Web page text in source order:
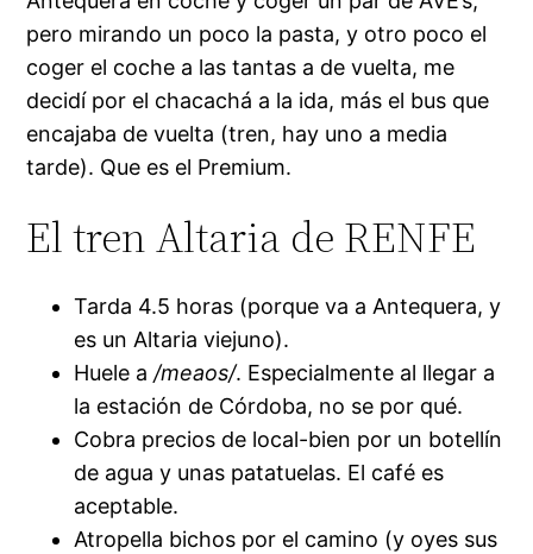
pero mirando un poco la pasta, y otro poco el
coger el coche a las tantas a de vuelta, me
decidí por el chacachá a la ida, más el bus que
encajaba de vuelta (tren, hay uno a media
tarde). Que es el Premium.
El tren Altaria de RENFE
Tarda 4.5 horas (porque va a Antequera, y
es un Altaria viejuno).
Huele a /meaos/. Especialmente al llegar a
la estación de Córdoba, no se por qué.
Cobra precios de local-bien por un botellín
de agua y unas patatuelas. El café es
aceptable.
Atropella bichos por el camino (y oyes sus